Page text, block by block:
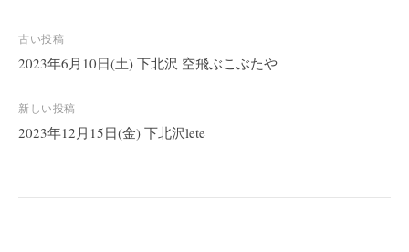
投
稿
ビ
ゲ
古い投稿
2023年6月10日(土) 下北沢 空飛ぶこぶたや
新しい投稿
2023年12月15日(金) 下北沢lete